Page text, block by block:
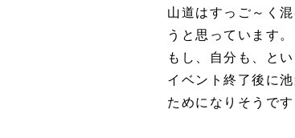
山道はすっご～く
うと思っています。
もし、自分も、と
イベント終了後に
ためになりそうです